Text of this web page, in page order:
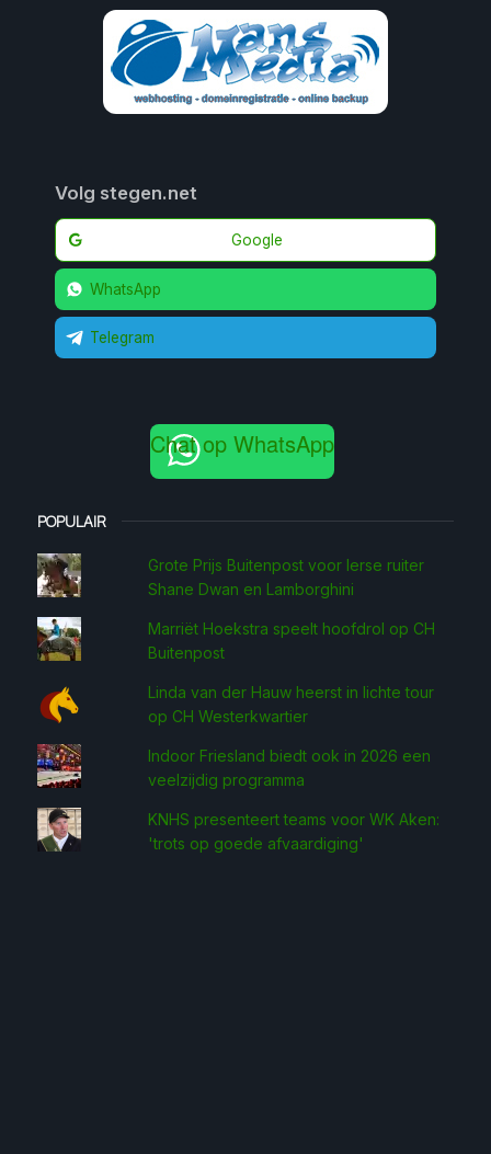
Volg stegen.net
Google
WhatsApp
Telegram
Chat op WhatsApp
POPULAIR
Grote Prijs Buitenpost voor Ierse ruiter
Shane Dwan en Lamborghini
Marriët Hoekstra speelt hoofdrol op CH
Buitenpost
Linda van der Hauw heerst in lichte tour
op CH Westerkwartier
Indoor Friesland biedt ook in 2026 een
veelzijdig programma
KNHS presenteert teams voor WK Aken:
'trots op goede afvaardiging'